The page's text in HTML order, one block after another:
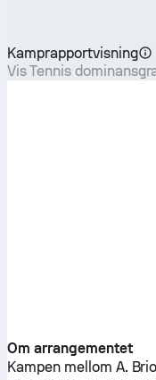
Kamprapportvisning
Vis Tennis
Om arrangementet
Kampen mellom A.